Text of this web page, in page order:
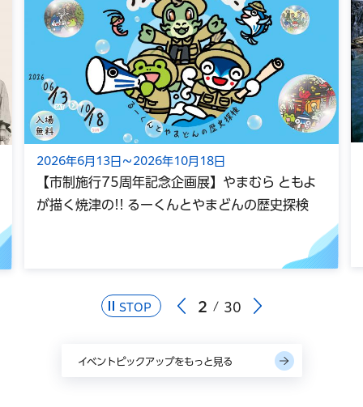
STOP 2 30
2026年6月13日～2026年10月18日
【市制施行75周年記念企画展】やまむら ともよ
が描く焼津の!! るーくんとやまどんの歴史探検
イベントピックアップをもっと見る